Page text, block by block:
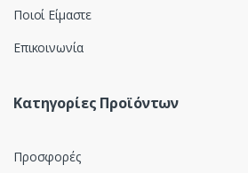
Ποιοί Είμαστε
Επικοινωνία
Κατηγορίες Προϊόντων
Προσφορές